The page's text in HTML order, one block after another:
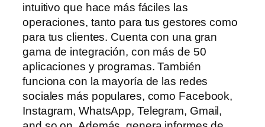
intuitivo que hace más fáciles las
operaciones, tanto para tus gestores como
para tus clientes. Cuenta con una gran
gama de integración, con más de 50
aplicaciones y programas. También
funciona con la mayoría de las redes
sociales más populares, como Facebook,
Instagram, WhatsApp, Telegram, Gmail,